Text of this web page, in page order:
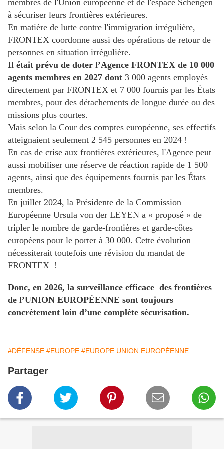
membres de l'Union européenne et de l'espace Schengen
à sécuriser leurs frontières extérieures.
En matière de lutte contre l'immigration irrégulière,
FRONTEX coordonne aussi des opérations de retour de
personnes en situation irrégulière.
Il était prévu de doter l’Agence FRONTEX de 10 000
agents membres en 2027 dont 3 000 agents employés
directement par FRONTEX et 7 000 fournis par les États
membres, pour des détachements de longue durée ou des
missions plus courtes.
Mais selon la Cour des comptes européenne, ses effectifs
atteignaient seulement 2 545 personnes en 2024 !
En cas de crise aux frontières extérieures, l'Agence peut
aussi mobiliser une réserve de réaction rapide de 1 500
agents, ainsi que des équipements fournis par les États
membres.
En juillet 2024, la Présidente de la Commission
Européenne Ursula von der LEYEN a « proposé » de
tripler le nombre de garde-frontières et garde-côtes
européens pour le porter à 30 000. Cette évolution
nécessiterait toutefois une révision du mandat de
FRONTEX !
Donc, en 2026, la surveillance efficace des frontières
de l’UNION EUROPÉENNE sont toujours
concrètement loin d’une complète sécurisation.
#DÉFENSE #EUROPE #EUROPE UNION EUROPÉENNE
Partager